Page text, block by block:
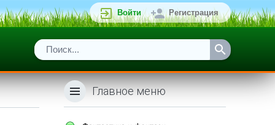
Войти Регистрация
Главное меню